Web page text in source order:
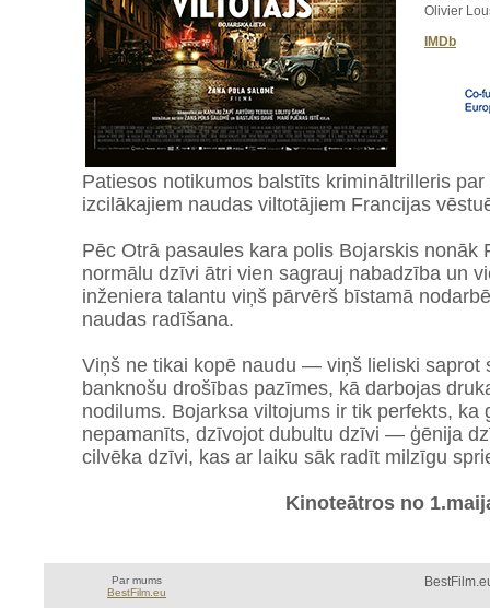
Olivier
IMDb
Patiesos notikumos balstīts krimināltrilleris
izcilākajiem naudas viltotājiem Francijas
Pēc Otrā pasaules kara polis Bojarskis nonāk
normālu dzīvi ātri vien sagrauj nabadzība un
inženiera talantu viņš pārvērš bīstamā
naudas radīšana.
Viņš ne tikai kopē naudu — viņš lieliski saprot
banknošu drošības pazīmes, kā darbojas
nodilums. Bojarksa viltojums ir tik perfekts, ka
nepamanīts, dzīvojot dubultu dzīvi — ģēnija
cilvēka dzīvi, kas ar laiku sāk radīt milzīgu
Kinoteātros no
Par mums
BestFilm.eu